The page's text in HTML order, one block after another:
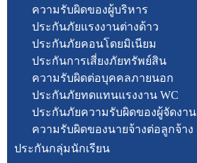
ความรับผิดของผู้บริหาร
ประกันภัยแรงงานต่างด้าว
ประกันภัยคอนโดยมิเนียม
ประกันการเสี่ยงภัยทรัพย์สิน
ความรับผิดต่อบุคคลภายนอก
ประกันภัยทดแทนแรงงาน WC
ประกันภัยความรับผิดของผู้จัดงาน
ความรับผิดของนายจ้างต่อลูกจ้าง
ประกันกลุ่มนักเรียน